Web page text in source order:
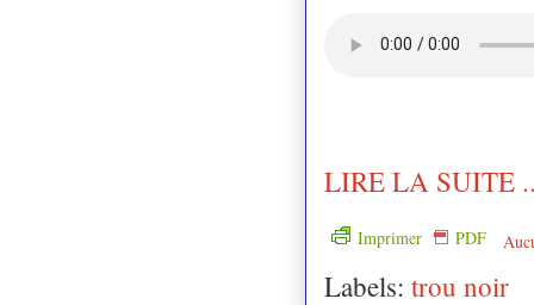
LIRE LA SUITE
Imprimer PDF
Labels: trou noir